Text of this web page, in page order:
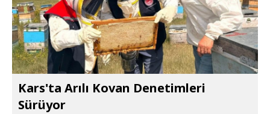
Kars'ta Arılı Kovan Denetimleri
Sürüyor